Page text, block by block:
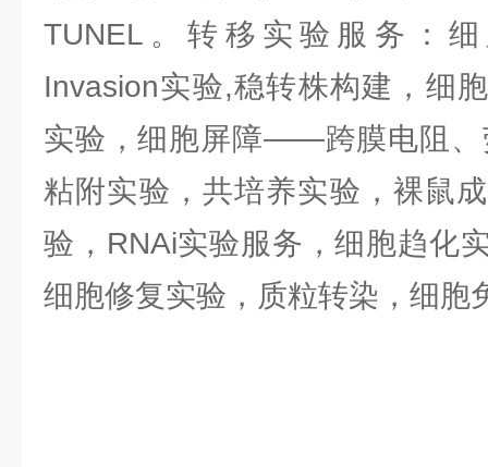
TUNEL。转移实验服务：细
Invasion实验,稳转株构建，细
实验，细胞屏障——跨膜电阻、
粘附实验，共培养实验，裸鼠
验，RNAi实验服务，细胞趋化
细胞修复实验，质粒转染，细胞